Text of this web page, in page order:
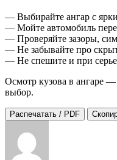
— Выбирайте ангар с
— Мойте автомобиль
— Проверяйте зазоры,
— Не забывайте про
— Не спешите и при
Осмотр кузова в ангаре
выбор.
Распечатать / PDF